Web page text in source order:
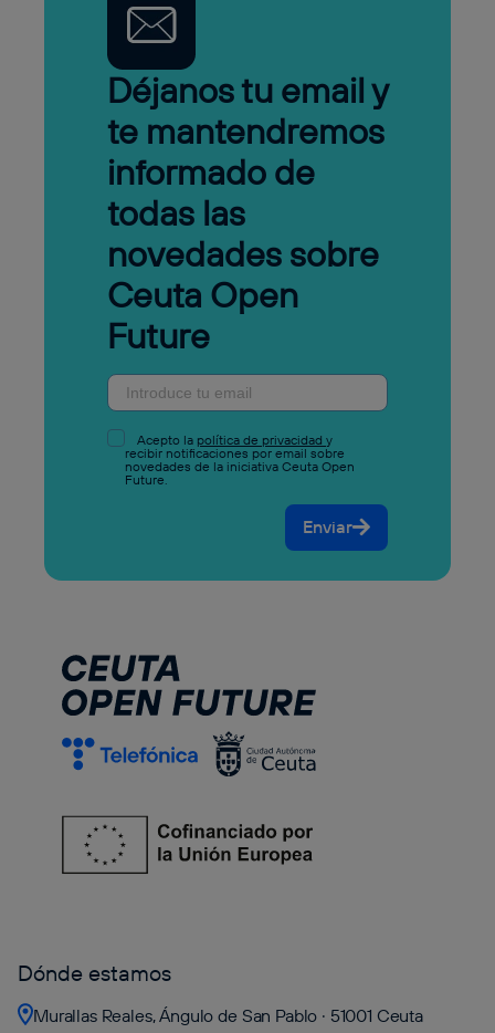
Déjanos tu email y
te mantendremos
informado de
todas las
novedades sobre
Ceuta Open
Future
Acepto la política de privacidad y
recibir notificaciones por email sobre
novedades de la iniciativa Ceuta Open
Future.
Enviar
Dónde estamos
Murallas Reales, Ángulo de San Pablo · 51001 Ceuta